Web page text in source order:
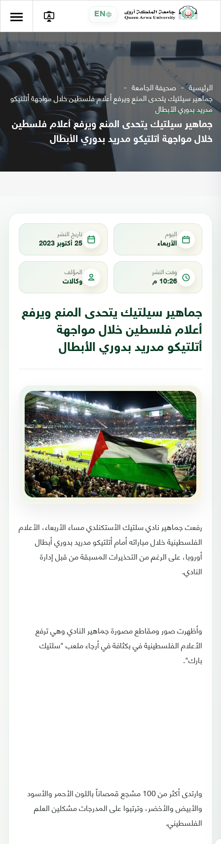
EN
الرئيسية صحيفة الجامعة
جماهير سيلتيك يتحدى المنع ويرفع أعلام فلسطين خلال مواجهة أتلتيكو
مدريد بدوري الأبطال
جماهير سيلتيك يتحدى المنع ويرفع أعلام فلسطين
خلال مواجهة أتلتيكو مدريد بدوري الأبطال
اليوم
الأربعاء
تاريخ النشر
25 أكتوبر 2023
وقت النشر
10:26 م
المؤلف
وكالات
جماهير سيلتيك يتحدى المنع ويرفع
أعلام فلسطين خلال مواجهة
أتلتيكو مدريد بدوري الأبطال
رفعت جماهير نادي سلتيك الأستكنلدي مساء الأربعاء، الأعلام
الفلسطينية خلال مباراته أمام أتلتيكو مدريد بدوري أبطال
أوروبا، على الرغم من التحذيرات المسبقة من قبل إدارة
النادي.
وأظهرت صور ومقاطع مصورة جماهير النادي وهي ترفع
الأعلام الفلسطينية في بكثافة في أرجاء ملعب "سلتيك
بارك".
وارتدى أكثر من 100 مشجع قمصاناً باللون الأحمر والأسود
والأبيض والأخضر، وترتبوا على المدرجات مشكلين العلم
الفلسطيني.